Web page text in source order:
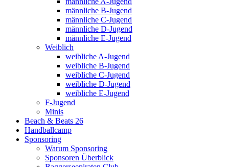
männliche B-Jugend
männliche C-Jugend
männliche D-Jugend
männliche E-Jugend
Weiblich
weibliche A-Jugend
weibliche B-Jugend
weibliche C-Jugend
weibliche D-Jugend
weibliche E-Jugend
F-Jugend
Minis
Beach & Beats 26
Handballcamp
Sponsoring
Warum Sponsoring
Sponsoren Überblick